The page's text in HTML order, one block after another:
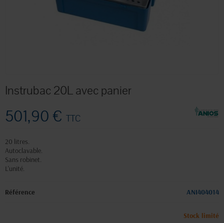
Instrubac 20L avec panier
501,90 € TTC
20 litres.
Autoclavable.
Sans robinet.
L'unité.
Référence ANI404014
Stock limité